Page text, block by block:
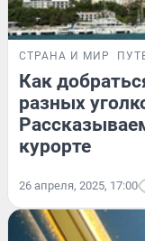
СТРАНА И МИР
Как
разных
курорте
26 апреля, 2025, 17:00